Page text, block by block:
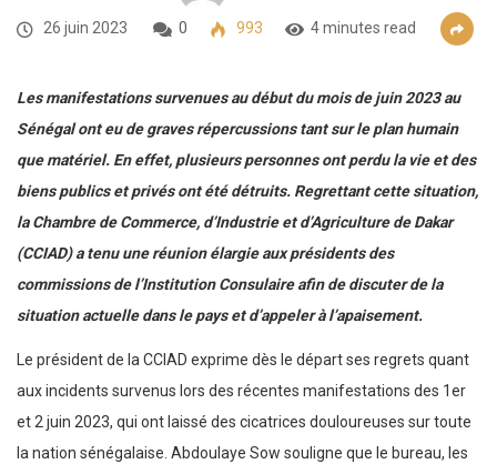
26 juin 2023 0 993 4 minutes read
Les manifestations survenues au début du mois de juin 2023 au
Sénégal ont eu de graves répercussions tant sur le plan humain
que matériel. En effet, plusieurs personnes ont perdu la vie et des
biens publics et privés ont été détruits. Regrettant cette situation,
la Chambre de Commerce, d’Industrie et d’Agriculture de Dakar
(CCIAD) a tenu une réunion élargie aux présidents des
commissions de l’Institution Consulaire afin de discuter de la
situation actuelle dans le pays et d’appeler à l’apaisement.
Le président de la CCIAD exprime dès le départ ses regrets quant
aux incidents survenus lors des récentes manifestations des 1er
et 2 juin 2023, qui ont laissé des cicatrices douloureuses sur toute
la nation sénégalaise. Abdoulaye Sow souligne que le bureau, les